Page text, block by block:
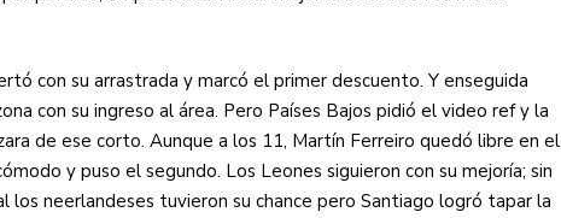
con su arrastrada y marcó el primer descuento. Y enseguida
con su ingreso al área. Pero Países Bajos pidió el video ref y la
de ese corto. Aunque a los 11, Martín Ferreiro quedó libre en el
y puso el segundo. Los Leones siguieron con su mejoría; sin
los neerlandeses tuvieron su chance pero Santiago logró tapar la